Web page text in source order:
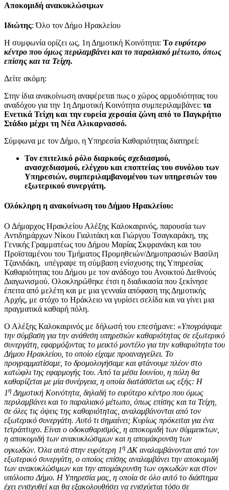
Αποκομιδή ανακυκλώσιμων
Ιδιώτης: Όλο τον Δήμο Ηρακλείου
Η συμφωνία ορίζει ως, 1η Δημοτική Κοινότητα: Το ευρύτερο
κέντρο που όμως περιλαμβάνει και το παραλιακό μέτωπο, όπως
επίσης και τα Τείχη.
Δείτε ακόμη:
Στην ίδια ανακοίνωση αναφέρεται πως ο χώρος αρμοδιότητας του
αναδόχου για την 1η Δημοτική Κοινότητα συμπεριλαμβάνει: τα
Ενετικά Τείχη και την ευρεία χερσαία ζώνη από το Παγκρήτιο
Στάδιο μέχρι τη Νέα Αλικαρνασσό.
Σύμφωνα με τον Δήμο, η Υπηρεσία Καθαριότητας διατηρεί:
Τον επιτελικό ρόλο διαρκούς σχεδιασμού,
ανασχεδιασμού, ελέγχου και εποπτείας του συνόλου των
Υπηρεσιών, συμπεριλαμβανομένου των υπηρεσιών του
εξωτερικού συνεργάτη.
Ολόκληρη η ανακοίνωση του Δήμου Ηρακλείου:
Ο Δήμαρχος Ηρακλείου Αλέξης Καλοκαιρινός, παρουσία των
Αντιδημάρχων Νίκου Γιαλιτάκη και Γιώργου Τσαγκαράκη, της
Γενικής Γραμματέως του Δήμου Μαρίας Σκφρανάκη και του
Προϊσταμένου του Τμήματος Προμηθειών/Δημοπρασιών Βασίλη
Τζανιδάκη, υπέγραψε τη σύμβαση ενίσχυσης της Υπηρεσίας
Καθαριότητας του Δήμου με τον ανάδοχο του Ανοικτού Διεθνούς
Διαγωνισμού. Ολοκληρώθηκε έτσι η διαδικασία που ξεκίνησε
έπειτα από μελέτη και με μια γενναία απόφαση της Δημοτικής
Αρχής, με στόχο το Ηράκλειο να γυρίσει σελίδα και να γίνει μια
πραγματικά καθαρή πόλη.
Ο Αλέξης Καλοκαιρινός με δήλωσή του επεσήμανε: «Υπογράψαμε
την σύμβαση για την ανάθεση υπηρεσιών καθαριότητας σε εξωτερικό
συνεργάτη, εφαρμόζοντας το μεικτό μοντέλο για την καθαριότητα του
Δήμου Ηρακλείου, το οποίο είχαμε προαναγγείλει. Το
προγραμματίσαμε, το δρομολογήσαμε και φτάνουμε πλέον στο
κατώφλι της εφαρμογής του. Από τα μέσα Ιουνίου, η πόλη θα
καθαρίζεται με μία συνέργεια, η οποία διατάσσεται ως εξής: Η
1η Δημοτική Κοινότητα, δηλαδή το ευρύτερο κέντρο που όμως
περιλαμβάνει και το παραλιακό μέτωπο, όπως επίσης και τα Τείχη,
σε όλες τις όψεις της καθαριότητας, αναλαμβάνονται από τον
εξωτερικό συνεργάτη. Αυτό τι σημαίνει; Κυρίως πρόκειται για ένα
τετράπτυχο. Είναι ο οδοκαθαρισμός, η αποκομιδή των σύμμεικτων,
η αποκομιδή των ανακυκλώσιμων και η απομάκρυνση των
ογκωδών. Όλα αυτά στην ευρύτερη 1η ΔΚ αναλαμβάνονται από τον
εξωτερικό συνεργάτη, ο οποίος επίσης αναλαμβάνει την αποκομιδή
των ανακυκλώσιμων και την απομάκρυνση των ογκωδών και στον
υπόλοιπο Δήμο. Η Υπηρεσία μας, η οποία σε όλο αυτό το διάστημα
έχει ενισχυθεί και θα εξακολουθήσει να ενισχύεται τόσο σε